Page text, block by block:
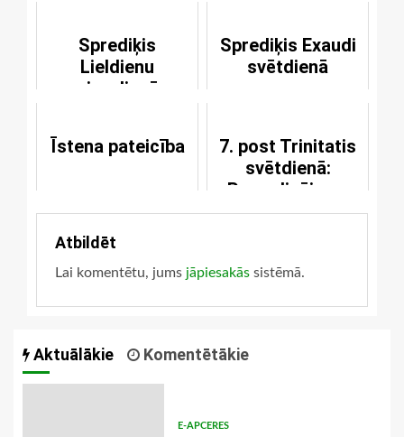
Sprediķis
Lieldienu
pirmdienā
Sprediķis Exaudi
svētdienā
Īstena pateicība
7. post Trinitatis
svētdienā:
Pamudinājums
pretoties grēkam
Atbildēt
Lai komentētu, jums jāpiesakās sistēmā.
Aktuālākie Komentētākie
E-APCERES